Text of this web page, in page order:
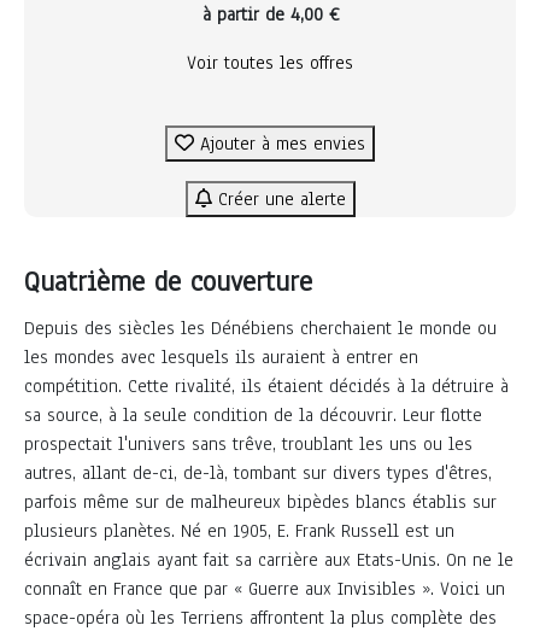
à partir de 4,00 €
Voir toutes les offres
Ajouter à mes envies
Créer une alerte
Quatrième de couverture
Depuis des siècles les Dénébiens cherchaient le monde ou
les mondes avec lesquels ils auraient à entrer en
compétition. Cette rivalité, ils étaient décidés à la détruire à
sa source, à la seule condition de la découvrir. Leur flotte
prospectait l'univers sans trêve, troublant les uns ou les
autres, allant de-ci, de-là, tombant sur divers types d'êtres,
parfois même sur de malheureux bipèdes blancs établis sur
plusieurs planètes. Né en 1905, E. Frank Russell est un
écrivain anglais ayant fait sa carrière aux Etats-Unis. On ne le
connaît en France que par « Guerre aux Invisibles ». Voici un
space-opéra où les Terriens affrontent la plus complète des